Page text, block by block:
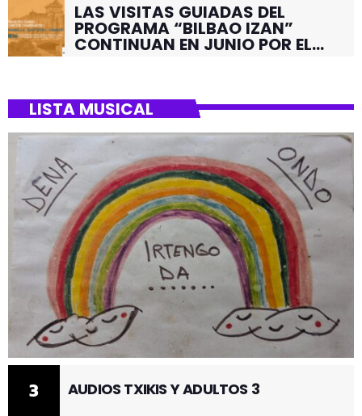
LAS VISITAS GUIADAS DEL
PROGRAMA “BILBAO IZAN”
CONTINUAN EN JUNIO POR EL
LISTA MUSICAL
3 AUDIOS TXIKIS Y ADULTOS 3